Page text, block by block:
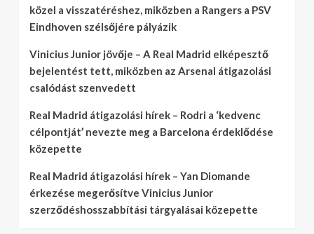
közel a visszatéréshez, miközben a Rangers a PSV
Eindhoven szélsőjére pályázik
Vinicius Junior jövője – A Real Madrid elképesztő
bejelentést tett, miközben az Arsenal átigazolási
csalódást szenvedett
Real Madrid átigazolási hírek – Rodri a ‘kedvenc
célpontját’ nevezte meg a Barcelona érdeklődése
közepette
Real Madrid átigazolási hírek – Yan Diomande
érkezése megerősítve Vinicius Junior
szerződéshosszabbítási tárgyalásai közepette